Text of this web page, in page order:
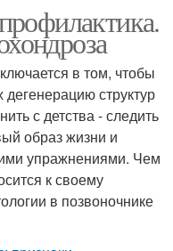
в том, чтобы
структур
с детства - следить
образ жизни и
упражнениями. Чем
к своему
в позвоночнике